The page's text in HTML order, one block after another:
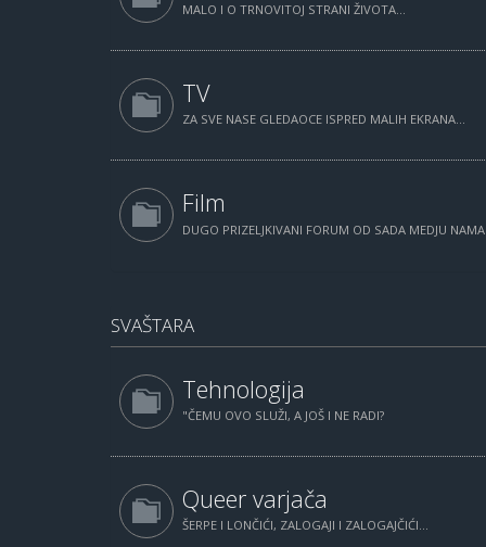
MALO I O TRNOVITOJ STRANI ŽIVOTA...
TV
ZA SVE NASE GLEDAOCE ISPRED MALIH EKRANA...
Film
DUGO PRIZELJKIVANI FORUM OD SADA MEDJU
SVAŠTARA
Tehnologija
"ČEMU OVO SLUŽI, A JOŠ I NE RADI?
Queer varjača
ŠERPE I LONČIĆI, ZALOGAJI I ZALOGAJČIĆI...